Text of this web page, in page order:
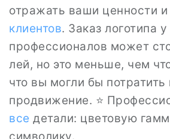
отражать ваши ценности и
клиентов. Заказ логотипа у
профессионалов может
лей, но это меньше, чем
что вы могли бы потратить
продвижение. ⭐
все детали: цветовую